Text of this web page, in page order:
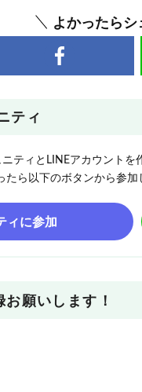
よかったらシ
ティ
ティとLINEアカウント
ら以下のボタンから参加
ィに参加
願いします！